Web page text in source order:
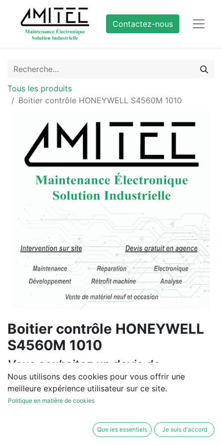
Contactez-nous
Tous les produits
Boitier contrôle HONEYWELL S4560M 1010
Boitier contrôle HONEYWELL
S4560M 1010
Vous souhaitez un devis de
réparation ou de vente, un
diagnostic sur site?
Nous utilisons des cookies pour vous offrir une
meilleure expérience utilisateur sur ce site.
Politique en matière de cookies
Que les essentiels Je suis d'accord